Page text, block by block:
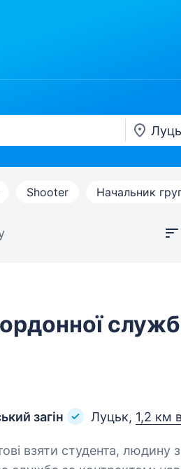
Shooter Начальник
загін
Луцьк, 1,2 км
взяти студента, людину з